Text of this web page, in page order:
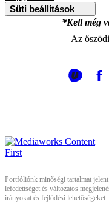
Süti beállítások
*Kell még
Az
Portfóliónk minőségi tartalmat
lefedettséget és változatos
irányokat és fejlődési